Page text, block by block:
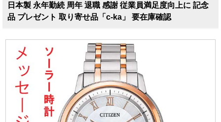
日本製 永年勤続 周年 退職 感謝 従業員満足度向上に 記念
品 プレゼント 取り寄せ品「c-ka」 要在庫確認